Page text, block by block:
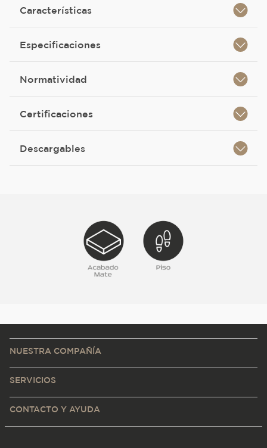
Características
Especificaciones
Normatividad
Certificaciones
Descargables
NUESTRA COMPAÑÍA
SERVICIOS
CONTACTO Y AYUDA